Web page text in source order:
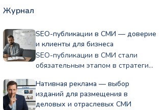
Журнал
SEO-публикации в СМИ — доверие
и клиенты для бизнеса
SEO-публикации в СМИ стали
обязательным этапом в стратегии
бизнесу…
Нативная реклама — выбор
изданий для размещения в
деловых и отраслевых СМИ